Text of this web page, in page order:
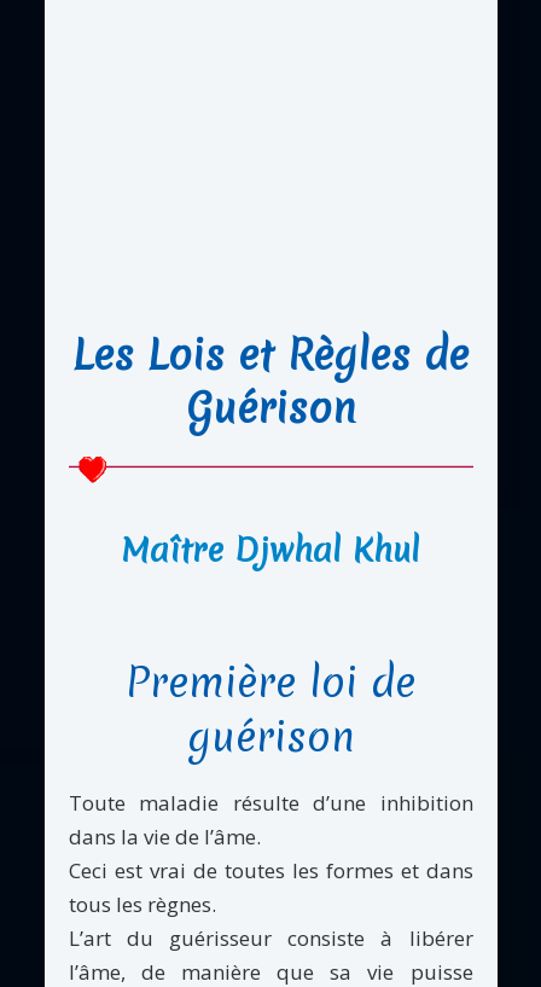
Les Lois et Règles de
Guérison
Maître Djwhal Khul
Première loi de
guérison
Toute maladie résulte d’une inhibition
dans la vie de l’âme.
Ceci est vrai de toutes les formes et dans
tous les règnes.
L’art du guérisseur consiste à libérer
l’âme, de manière que sa vie puisse